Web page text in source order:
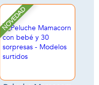
NOVEDAD